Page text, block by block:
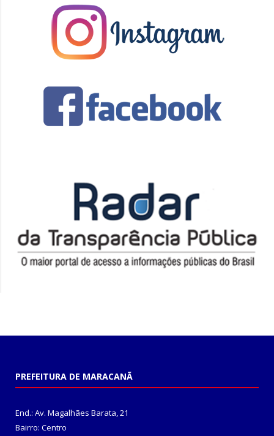
PREFEITURA DE MARACANÃ
End.: Av. Magalhães Barata, 21
Bairro: Centro